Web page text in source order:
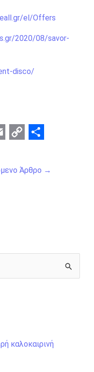
el/Offers
2020/08/savor-
disco/
p
k
h
a
Άρθρο →
καλοκαιρινή